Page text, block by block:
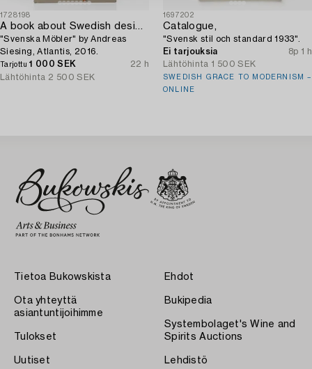
1728198
"Svenska Möbler" by Andreas
Siesing, Atlantis, 2016.
Tarjottu1 000 SEK
22 h
Lähtöhinta 2 500 SEK
1697202
Catalogue,
"Svensk stil och standard 1933".
Ei tarjouksia
8p 1 h
Lähtöhinta 1 500 SEK
SWEDISH GRACE TO MODERNISM –
ONLINE
Tietoa Bukowskista
Ota yhteyttä
asiantuntijoihimme
Tulokset
Uutiset
Ehdot
Bukipedia
Systembolaget's Wine and
Spirits Auctions
Lehdistö